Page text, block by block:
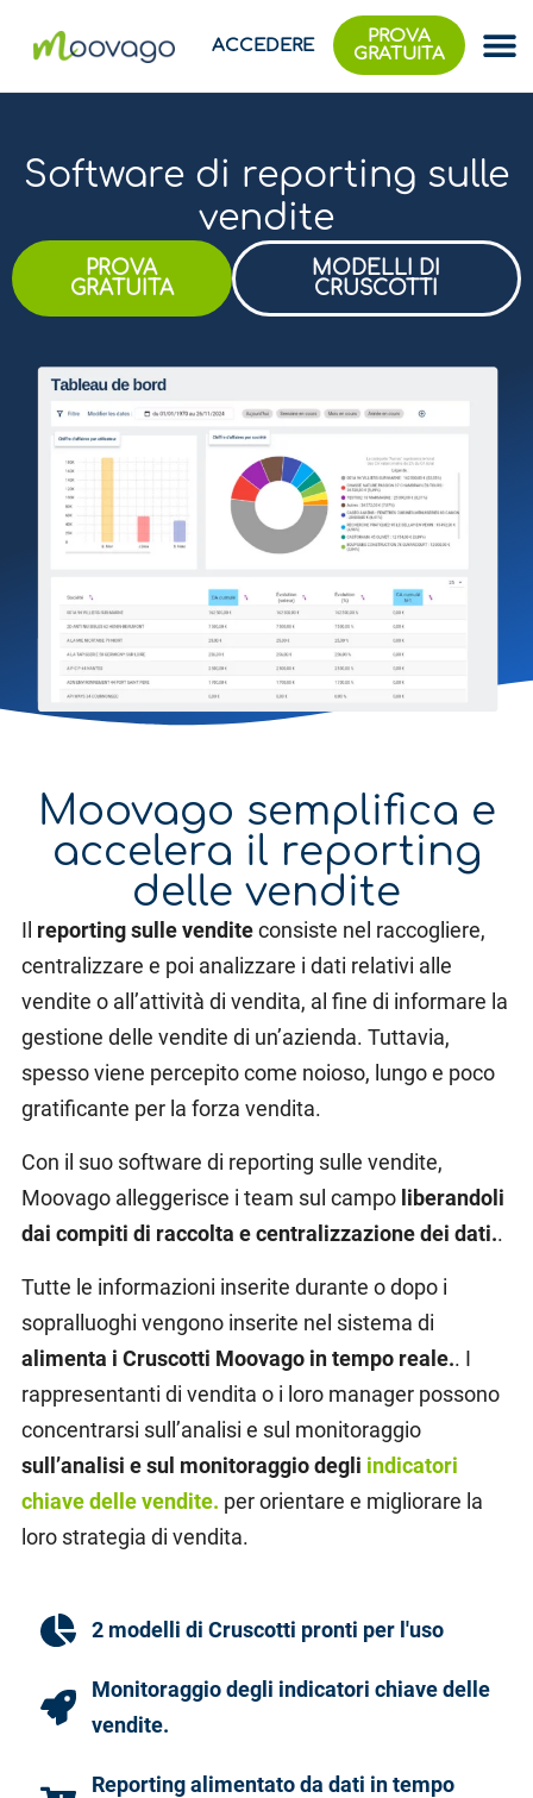
ACCEDERE
PROVA
GRATUITA
Software di reporting sulle
vendite
PROVA
GRATUITA
MODELLI DI
CRUSCOTTI
Moovago semplifica e
accelera il reporting
delle vendite
Il reporting sulle venditeconsiste nel raccogliere,
centralizzare e poi analizzare i dati relativi alle
vendite o all’attività di vendita, al fine di informare la
gestione delle vendite di un’azienda. Tuttavia,
spesso viene percepito come noioso, lungo e poco
gratificante per la forza vendita.
Con il suo software di reporting sulle vendite,
Moovago alleggerisce i team sul campo liberandoli
dai compiti di raccolta e centralizzazione dei dati..
Tutte le informazioni inserite durante o dopo i
sopralluoghi vengono inserite nel sistema di
alimenta i Cruscotti Moovago in tempo reale.. I
rappresentanti di vendita o i loro manager possono
concentrarsi sull’analisi e sul monitoraggio
sull’analisi e sul monitoraggio degli indicatori
chiave delle vendite. per orientare e migliorare la
loro strategia di vendita.
2 modelli di Cruscotti pronti per l'uso
Monitoraggio degli indicatori chiave delle
vendite.
Reporting alimentato da dati in tempo